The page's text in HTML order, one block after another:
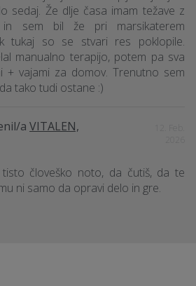
sedaj. Že dlje časa imam težave z
sem bil že pri marsikaterem
tukaj so se stvari res poklopile.
manualno terapijo, potem pa sva
+ vajami za domov. Trenutno sem
tako tudi ostane :)
a VITALEN,
človeško noto, da čutiš, da te
ni samo da opravi delo in gre.